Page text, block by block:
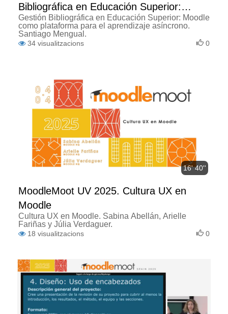
Bibliográfica en Educación Superior:
Moodle como plataforma para el
aprendizaje asíncrono.
Gestión Bibliográfica en Educación Superior: Moodle
como plataforma para el aprendizaje asíncrono.
Santiago Mengual.
34 visualitzacions 0
16' 40''
MoodleMoot UV 2025. Cultura UX en
Moodle
Cultura UX en Moodle. Sabina Abellán, Arielle
Fariñas y Júlia Verdaguer.
18 visualitzacions 0